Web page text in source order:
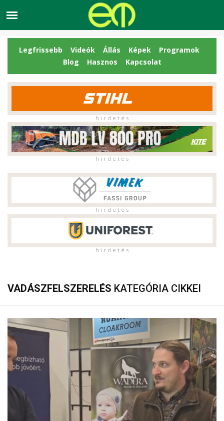
Legfrissebb Videók Állás Képek
Programok
Blog
Hasznos Kapcsolat
h i r d e t é s
h i r d e t é s
h i r d e t é s
h i r d e t é s
VADÁSZFELSZERELÉS KATEGÓRIA CIKKEI